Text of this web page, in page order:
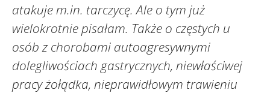
atakuje m.in. tarczycę. Ale o tym już
wielokrotnie pisałam. Także o częstych u
osób z chorobami autoagresywnymi
dolegliwościach gastrycznych, niewłaściwej
pracy żołądka, nieprawidłowym trawieniu